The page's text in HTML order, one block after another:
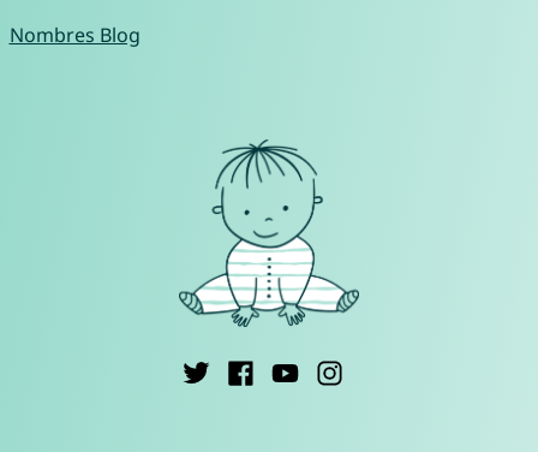
Nombres Blog